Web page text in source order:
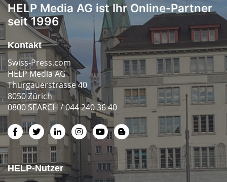
HELP Media AG ist Ihr Online-Partner
seit 1996
Kontakt
Swiss-Press.com
HELP Media AG
Thurgauerstrasse 40
8050 Zürich
0800 SEARCH / 044 240 36 40
HELP-Nutzer